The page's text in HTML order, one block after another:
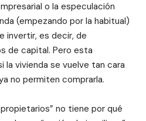
o la especulación
(empezando por la habitual)
invertir, es decir, de
de capital. Pero esta
la vivienda se vuelve tan cara
no permiten comprarla.
no tiene por qué